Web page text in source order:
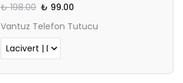
₺ 198.00 ₺ 99.00
Vantuz Telefon Tutucu